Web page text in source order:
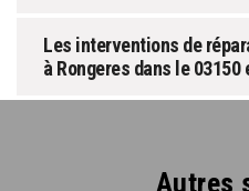
Les interventions de
à Rongeres dans le
Autres